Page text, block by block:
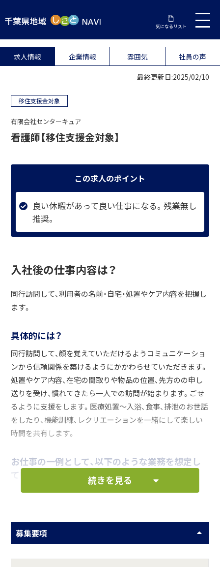
気になるリスト
求人情報 企業情報 雰囲気 社員の声
最終更新日:2025/02/10
移住支援金対象
有限会社センターキュア
看護師【移住支援金対象】
この求人のポイント
良い休暇があって良い仕事になる。残業無し
推奨。
入社後の仕事内容は？
同行訪問して、利用者の名前・自宅・処置やケア内容を把握し
ます。
具体的には？
同行訪問して、顔を覚えていただけるようコミュニケーショ
ンから信頼関係を築けるようにかかわらせていただきます。
処置やケア内容、在宅の間取りや物品の位置、先方のの申し
送りを受け、慣れてきたら一人での訪問が始まります。ごせ
るように支援をします。医療処置～入浴、食事、排泄のお世話
をしたり、機能訓練、レクリエーションを一緒にして楽しい
時間を共有します。
お仕事の一例として、以下のような業務を想定し
ています。
何をしている会社？
続きを見る
募集要項